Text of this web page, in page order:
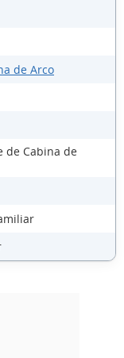
de Arco
de Cabina de